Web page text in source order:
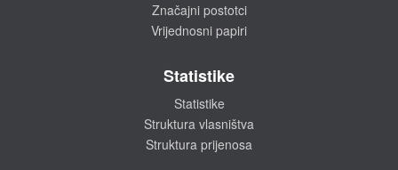
Značajni postotci
Vrijednosni papiri
Statistike
Statistike
Struktura vlasništva
Struktura prijenosa